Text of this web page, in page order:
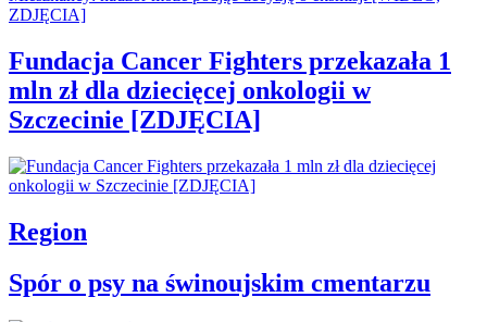
Fundacja Cancer Fighters przekazała 1
mln zł dla dziecięcej onkologii w
Szczecinie [ZDJĘCIA]
Region
Spór o psy na świnoujskim cmentarzu